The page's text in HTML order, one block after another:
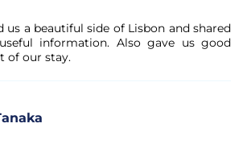
us a beautiful side of Lisbon and shared
information. Also gave us good
of our stay.